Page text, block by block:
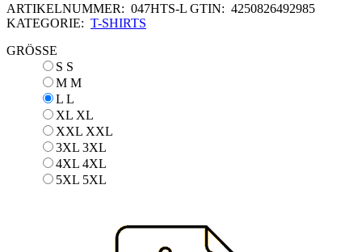
ARTIKELNUMMER: 047HTS-L GTIN: 4250826492985
KATEGORIE: T-SHIRTS
GRÖSSE
S S
M M
L L
XL XL
XXL XXL
3XL 3XL
4XL 4XL
5XL 5XL